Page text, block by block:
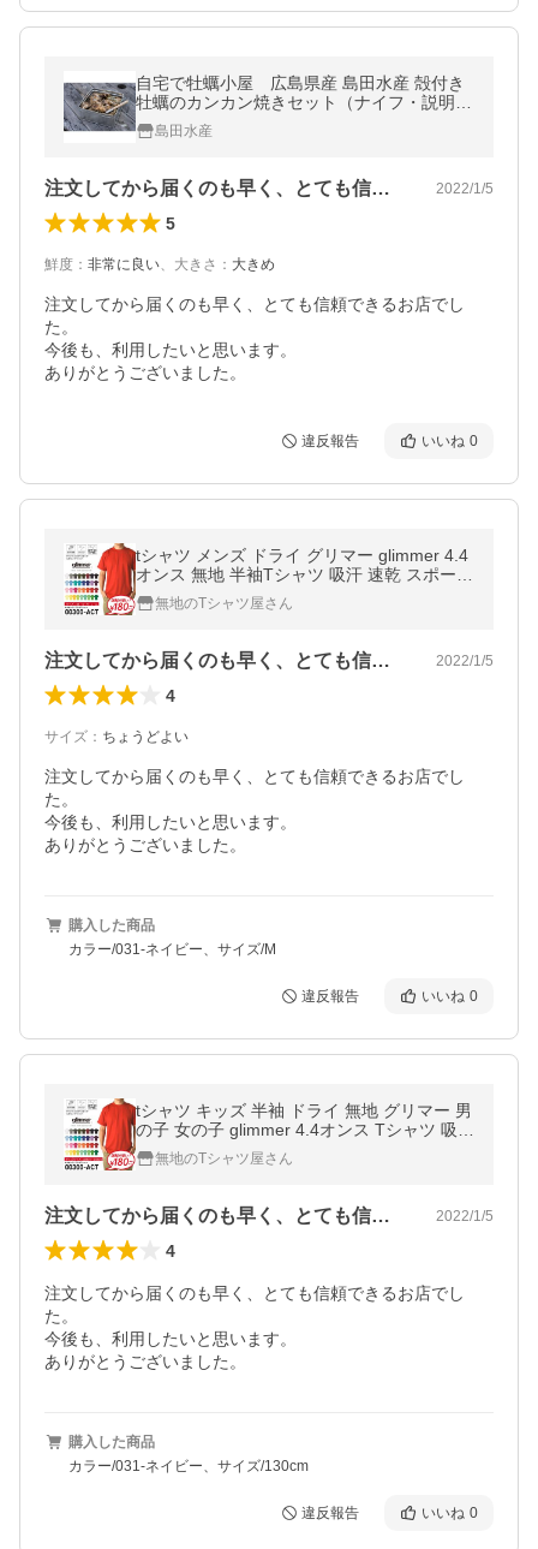
自宅で牡蠣小屋 広島県産 島田水産 殻付き
牡蠣のカンカン焼きセット（ナイフ・説明書
付き）無選別2kg(20粒〜30粒） 海鮮BBQ キ
ャンプ アウトドア お家キャンプ
島田水産
注文してから届くのも早く、とても信頼で… 2022/1/5
5
鮮度 ： 非常に良い、 大きさ ： 大きめ
注文してから届くのも早く、とても信頼できるお店でし
た。
今後も、利用したいと思います。
ありがとうございました。
違反報告 いいね 0
tシャツ メンズ ドライ グリマー glimmer 4.4
オンス 無地 半袖Tシャツ 吸汗 速乾 スポーツ
イベント 運動会 ユニフォーム 00300-ACT
通販A1
無地のTシャツ屋さん
注文してから届くのも早く、とても信頼で… 2022/1/5
4
サイズ ： ちょうどよい
注文してから届くのも早く、とても信頼できるお店でし
た。
今後も、利用したいと思います。
ありがとうございました。
購入した商品
カラー/031-ネイビー、サイズ/M
違反報告 いいね 0
tシャツ キッズ 半袖 ドライ 無地 グリマー 男
の子 女の子 glimmer 4.4オンス Tシャツ 吸汗
速乾 スポーツ 運動会 ユニフォーム チーム 0
0300-ACT 通販A1
無地のTシャツ屋さん
注文してから届くのも早く、とても信頼で… 2022/1/5
4
注文してから届くのも早く、とても信頼できるお店でし
た。
今後も、利用したいと思います。
ありがとうございました。
購入した商品
カラー/031-ネイビー、サイズ/130cm
違反報告 いいね 0